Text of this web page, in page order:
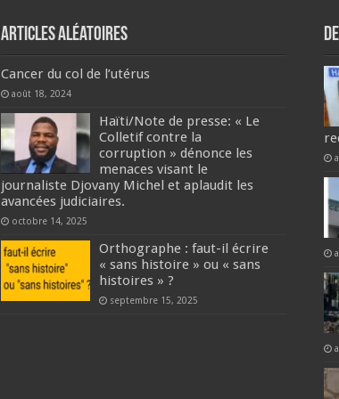
Articles aléatoires
Cancer du col de l’utérus
août 18, 2024
Haïti/Note de presse: « Le
Colletif contre la
corruption » dénonce les
menaces visant le
journaliste Djovany Michel et aplaudit les
avancées judiciaires.
octobre 14, 2025
Orthographe : faut-il écrire
« sans histoire » ou « sans
histoires » ?
septembre 15, 2025